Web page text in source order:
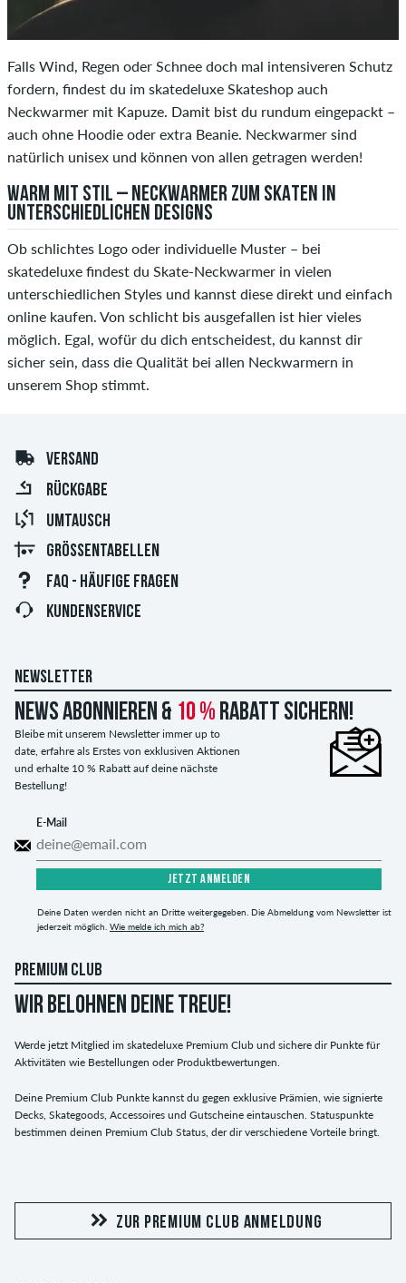
Falls Wind, Regen oder Schnee doch mal intensiveren Schutz
fordern, findest du im skatedeluxe Skateshop auch
Neckwarmer mit Kapuze. Damit bist du rundum eingepackt –
auch ohne Hoodie oder extra Beanie. Neckwarmer sind
natürlich unisex und können von allen getragen werden!
WARM MIT STIL – NECKWARMER ZUM SKATEN IN
UNTERSCHIEDLICHEN DESIGNS
Ob schlichtes Logo oder individuelle Muster – bei
skatedeluxe findest du Skate-Neckwarmer in vielen
unterschiedlichen Styles und kannst diese direkt und einfach
online kaufen. Von schlicht bis ausgefallen ist hier vieles
möglich. Egal, wofür du dich entscheidest, du kannst dir
sicher sein, dass die Qualität bei allen Neckwarmern in
unserem Shop stimmt.
VERSAND
RÜCKGABE
UMTAUSCH
GRÖSSENTABELLEN
FAQ - HÄUFIGE FRAGEN
KUNDENSERVICE
NEWSLETTER
News abonnieren & 10 % Rabatt sichern!
Bleibe mit unserem Newsletter immer up to
date, erfahre als Erstes von exklusiven Aktionen
und erhalte 10 % Rabatt auf deine nächste
Bestellung!
E-Mail
JETZT ANMELDEN
Deine Daten werden nicht an Dritte weitergegeben. Die Abmeldung vom Newsletter ist
jederzeit möglich. Wie melde ich mich ab?
PREMIUM CLUB
WIR BELOHNEN DEINE TREUE!
Werde jetzt Mitglied im skatedeluxe Premium Club und sichere dir Punkte für
Aktivitäten wie Bestellungen oder Produktbewertungen.
Deine Premium Club Punkte kannst du gegen exklusive Prämien, wie signierte
Decks, Skategoods, Accessoires und Gutscheine eintauschen. Statuspunkte
bestimmen deinen Premium Club Status, der dir verschiedene Vorteile bringt.
ZUR PREMIUM CLUB ANMELDUNG